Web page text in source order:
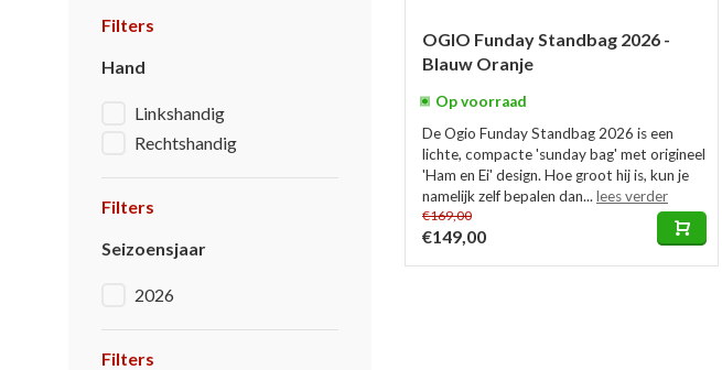
Filters
Hand
Linkshandig
Rechtshandig
Filters
Seizoensjaar
2026
Filters
OGIO Funday Standbag 2026 -
Blauw Oranje
Op voorraad
De Ogio Funday Standbag 2026 is een
lichte, compacte 'sunday bag' met origineel
'Ham en Ei' design. Hoe groot hij is, kun je
namelijk zelf bepalen dan... lees verder
€169,00
€149,00